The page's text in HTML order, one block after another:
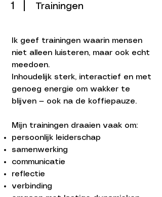
1 Trainingen
Ik geef trainingen waarin mensen
niet alleen luisteren, maar ook echt
meedoen.
Inhoudelijk sterk, interactief en met
genoeg energie om wakker te
blijven — ook na de koffiepauze.
Mijn trainingen draaien vaak om:
persoonlijk leiderschap
samenwerking
communicatie
reflectie
verbinding